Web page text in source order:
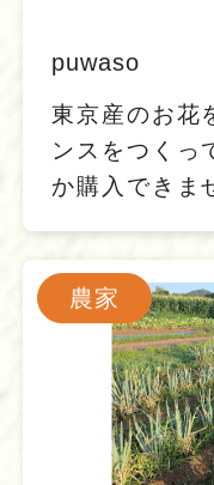
puwaso
東京産のお花
ンスをつくっ
か購入できま
農家